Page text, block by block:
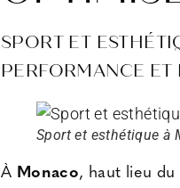
SPORT ET
PERFORMANCE ET
Sport et esthétique à
À Monaco, haut lieu du